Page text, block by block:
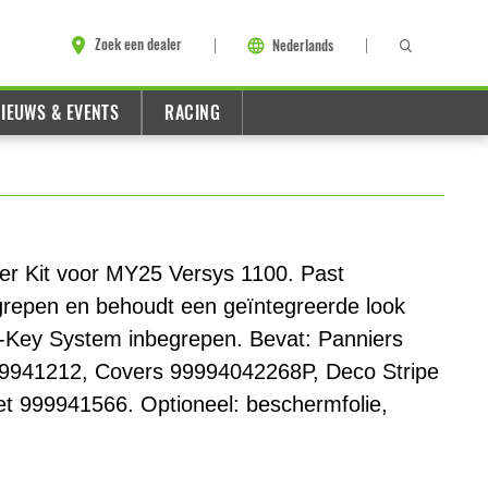
Zoek een dealer Nederlands
& EVENTS RACING
Kit voor MY25 Versys 1100. Past
en behoudt een geïntegreerde look
System inbegrepen. Bevat: Panniers
Covers 99994042268P, Deco Stripe
999941566. Optioneel: beschermfolie,